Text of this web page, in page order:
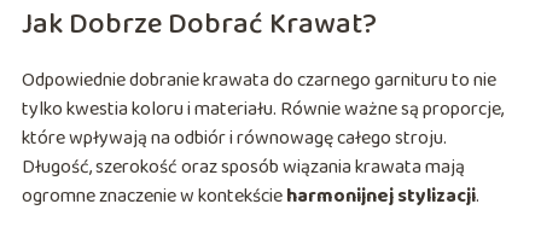
Jak Dobrze Dobrać Krawat?
Odpowiednie dobranie krawata do czarnego garnituru to nie
tylko kwestia koloru i materiału. Równie ważne są proporcje,
które wpływają na odbiór i równowagę całego stroju.
Długość, szerokość oraz sposób wiązania krawata mają
ogromne znaczenie w kontekścieharmonijnej stylizacji.